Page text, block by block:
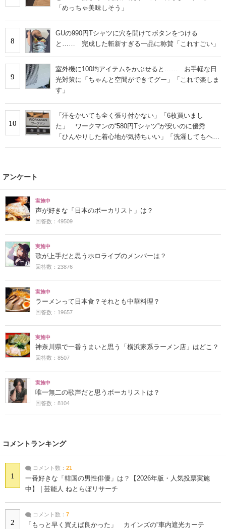
「めっちゃ美味しそう」
8
GUの990円Tシャツに穴を開けてボタンをつける
と…… 完成した斬新すぎる一品に称賛「これすごい」
9
室外機に100均アイテムをかぶせると…… お手軽な日
光対策に「ちゃんと空間ができてグー」「これで楽しま
す」
10
「汗をかいても全く張り付かない」「6枚買いまし
た」 ワークマンの“580円Tシャツ”が安いのに優秀
「ひんやりした着心地が気持ちいい」「洗濯してもヘタ
らない」
アンケート
実施中
声が好きな「日本のボーカリスト」は？
回答数：49509
実施中
歌が上手だと思うホロライブのメンバーは？
回答数：23876
実施中
ラーメンって日本食？それとも中華料理？
回答数：19657
実施中
神奈川県で一番うまいと思う「横浜家系ラーメン店」はどこ？
回答数：8507
実施中
唯一無二の歌声だと思うボーカリストは？
回答数：8104
コメントランキング
1
コメント数： 21
一番好きな「韓国の男性俳優」は？【2026年版・人気投票実施
中】 | 芸能人 ねとらぼリサーチ
2
コメント数： 7
「もっと早く買えば良かった」 カインズの“車内遮光カーテ